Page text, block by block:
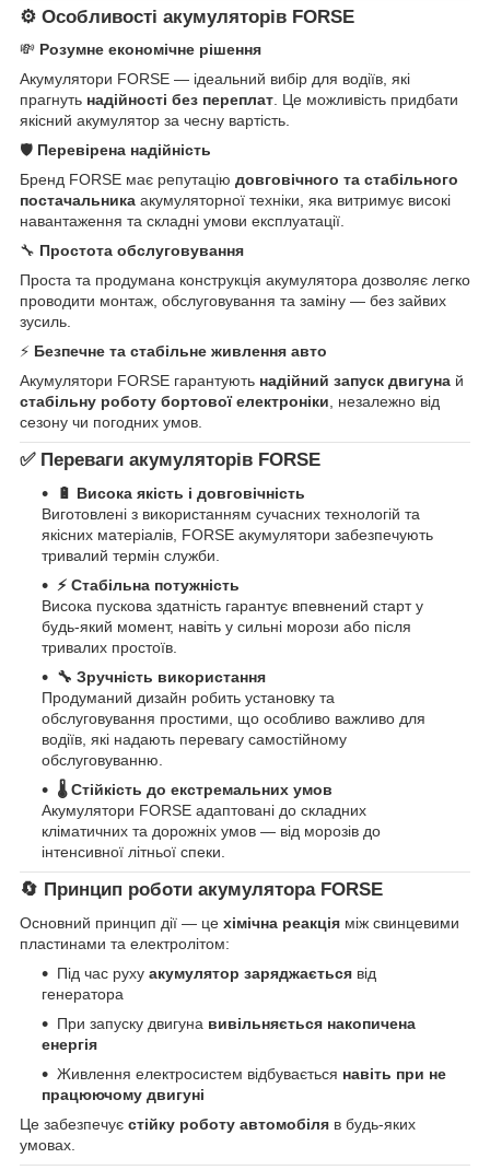
⚙️ Особливості акумуляторів FORSE
💸 Розумне економічне рішення
Акумулятори FORSE — ідеальний вибір для водіїв, які
прагнуть надійності без переплат. Це можливість придбати
якісний акумулятор за чесну вартість.
🛡️ Перевірена надійність
Бренд FORSE має репутацію довговічного та стабільного
постачальника акумуляторної техніки, яка витримує високі
навантаження та складні умови експлуатації.
🔧 Простота обслуговування
Проста та продумана конструкція акумулятора дозволяє легко
проводити монтаж, обслуговування та заміну — без зайвих
зусиль.
⚡ Безпечне та стабільне живлення авто
Акумулятори FORSE гарантують надійний запуск двигуна й
стабільну роботу бортової електроніки, незалежно від
сезону чи погодних умов.
✅ Переваги акумуляторів FORSE
🔋 Висока якість і довговічність
Виготовлені з використанням сучасних технологій та
якісних матеріалів, FORSE акумулятори забезпечують
тривалий термін служби.
⚡ Стабільна потужність
Висока пускова здатність гарантує впевнений старт у
будь-який момент, навіть у сильні морози або після
тривалих простоїв.
🔧 Зручність використання
Продуманий дизайн робить установку та
обслуговування простими, що особливо важливо для
водіїв, які надають перевагу самостійному
обслуговуванню.
🌡️ Стійкість до екстремальних умов
Акумулятори FORSE адаптовані до складних
кліматичних та дорожніх умов — від морозів до
інтенсивної літньої спеки.
🔄 Принцип роботи акумулятора FORSE
Основний принцип дії — це хімічна реакція між свинцевими
пластинами та електролітом:
Під час руху акумулятор заряджається від
генератора
При запуску двигуна вивільняється накопичена
енергія
Живлення електросистем відбувається навіть при не
працюючому двигуні
Це забезпечує стійку роботу автомобіля в будь-яких
умовах.